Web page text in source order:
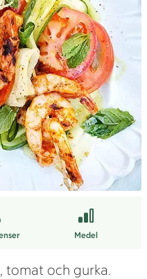
Medel
tomat och gurka.